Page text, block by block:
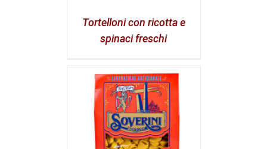
Tortelloni con ricotta e
spinaci freschi